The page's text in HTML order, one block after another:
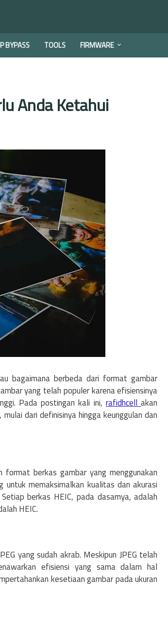
BYPASS TOOLS FIRMWARE
Anda Ketahui
bagaimana berbeda dari format gambar
yang telah populer karena efisiensinya
Pada postingan kali ini,rafidhcellakan
dari definisinya hingga keunggulan dan
berkas gambar yang menggunakan
memaksimalkan kualitas dan akurasi
berkas HEIC, pada dasarnya, adalah
HEIC.
yang sudah akrab. Meskipun JPEG telah
efisiensi yang sama dalam hal
kesetiaan gambar pada ukuran